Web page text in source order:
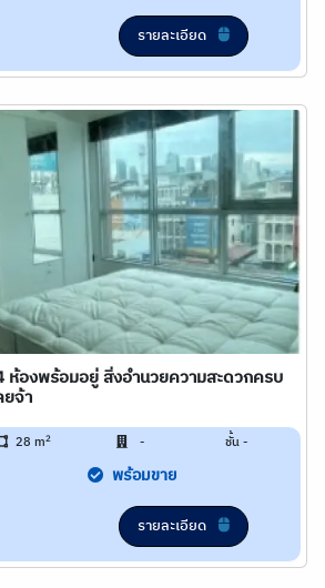
รายละเอียด
ห้องพร้อมอยู่ สิ่งอำนวยความสะดวกครบ
จ้า
28 m2 - ชั้น -
พร้อมขาย
รายละเอียด